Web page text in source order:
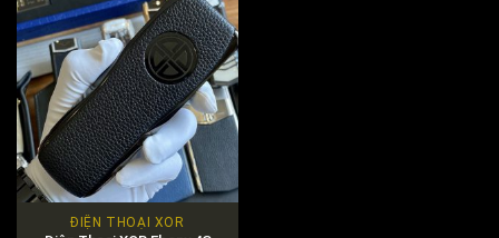
ĐIỆN THOẠI XOR